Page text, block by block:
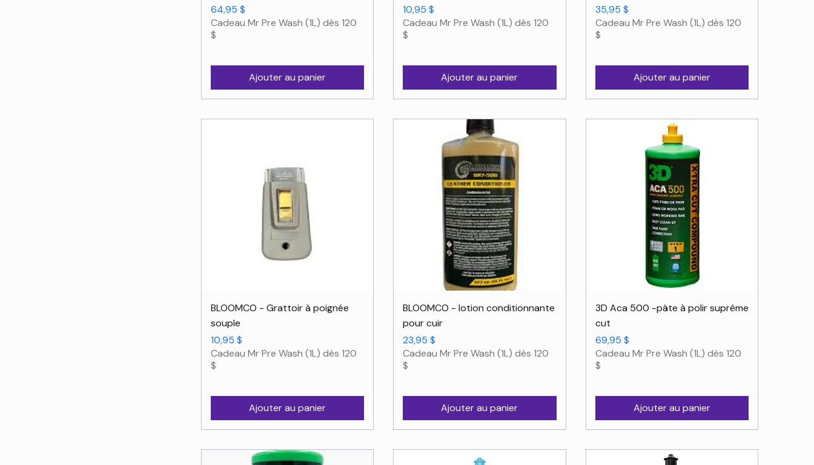
Prix
64,95 $
Cadeau Mr Pre Wash (1L) dès 120
$
Ajouter au panier
Prix
10,95 $
Cadeau Mr Pre Wash (1L) dès 120
$
Ajouter au panier
Prix
35,95 $
Cadeau Mr Pre Wash (1L) dès 120
$
Ajouter au panier
Aperçu rapide
BLOOMCO - Grattoir à poignée
souple
Prix
10,95 $
Cadeau Mr Pre Wash (1L) dès 120
$
Ajouter au panier
Aperçu rapide
BLOOMCO - lotion conditionnante
pour cuir
Prix
23,95 $
Cadeau Mr Pre Wash (1L) dès 120
$
Ajouter au panier
Aperçu rapide
3D Aca 500 -pâte à polir suprême
cut
Prix
69,95 $
Cadeau Mr Pre Wash (1L) dès 120
$
Ajouter au panier